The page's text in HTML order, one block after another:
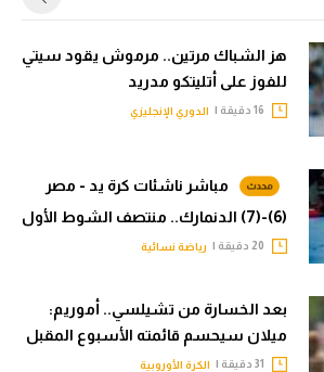
هز الشباك مرتين.. مرموش يقود سيتي
للفوز على أتليتكو مدريد
الدوري الإنجليزي
مباشر ناشئات كرة يد - مصر
(6)-(7) الدنمارك.. منتصف الشوط الأول
رياضة نسائية
بعد الخسارة من تشيلسي.. أموريم:
ميلان سيحسم قائمته الأسبوع المقبل
الكرة الأوروبية